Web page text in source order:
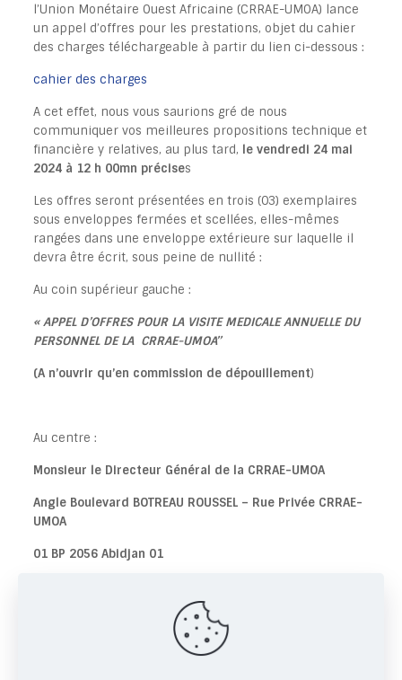
l’Union Monétaire Ouest Africaine (CRRAE-UMOA) lance
un appel d’offres pour les prestations, objet du cahier
des charges téléchargeable à partir du lien ci-dessous :
cahier des charges
A cet effet, nous vous saurions gré de nous
communiquer vos meilleures propositions technique et
financière y relatives, au plus tard, le vendredi 24 mai
2024 à 12 h 00mn précises
Les offres seront présentées en trois (03) exemplaires
sous enveloppes fermées et scellées, elles-mêmes
rangées dans une enveloppe extérieure sur laquelle il
devra être écrit, sous peine de nullité :
Au coin supérieur gauche :
« APPEL D’OFFRES POUR LA VISITE MEDICALE ANNUELLE DU
PERSONNEL DE LA CRRAE-UMOA’’
(A n’ouvrir qu’en commission de dépouillement)
Au centre :
Monsieur le Directeur Général de la CRRAE-UMOA
Angle Boulevard BOTREAU ROUSSEL – Rue Privée CRRAE-
UMOA
01 BP 2056 Abidjan 01